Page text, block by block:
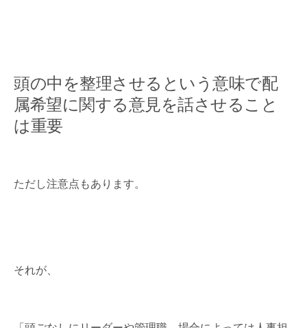
頭の中を整理させるという意味で配
属希望に関する意見を話させること
は重要
ただし注意点もあります。
それが、